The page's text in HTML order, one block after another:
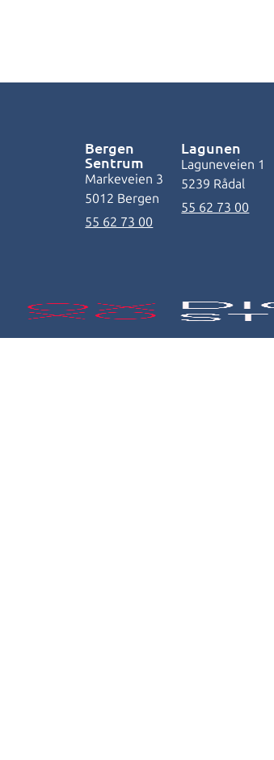
Bergen
Sentrum
Markeveien 3
5012 Bergen
55 62 73 00
Lagunen
Laguneveien 1
5239 Rådal
55 62 73 00